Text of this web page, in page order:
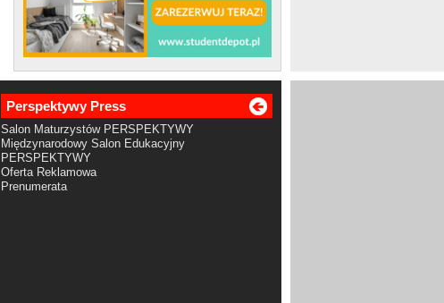
Perspektywy Press
Salon Maturzystów PERSPEKTYWY
Międzynarodowy Salon Edukacyjny
PERSPEKTYWY
Oferta Reklamowa
Prenumerata